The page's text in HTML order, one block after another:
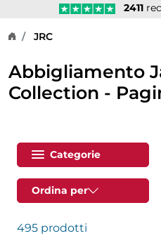
2411
Home page
JRC
Abbigliamento
Collection -
Categorie
Ordina per
495 prodotti